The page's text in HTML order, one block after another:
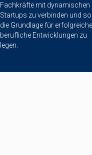
Fachkräfte mit dynamischen
Startups zu verbinden und so
die Grundlage für erfolgreiche
berufliche Entwicklungen zu
legen.